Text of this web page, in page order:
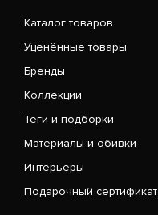
Каталог товаров
Уценённые товары
Бренды
Коллекции
Теги и подборки
Материалы и обивки
Интерьеры
Подарочный сертификат